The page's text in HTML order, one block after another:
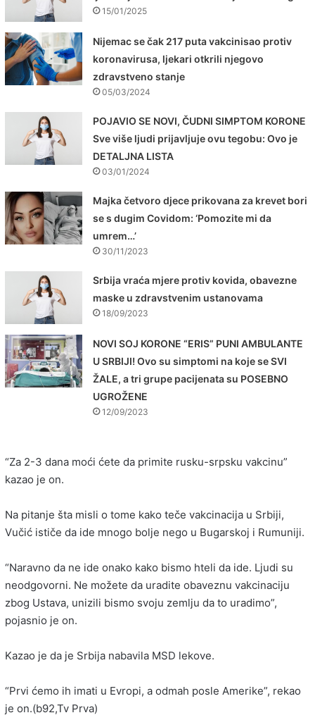
15/01/2025
Nijemac se čak 217 puta vakcinisao protiv
koronavirusa, ljekari otkrili njegovo
zdravstveno stanje
05/03/2024
POJAVIO SE NOVI, ČUDNI SIMPTOM KORONE
Sve više ljudi prijavljuje ovu tegobu: Ovo je
DETALJNA LISTA
03/01/2024
Majka četvoro djece prikovana za krevet bori
se s dugim Covidom: ‘Pomozite mi da
umrem…’
30/11/2023
Srbija vraća mjere protiv kovida, obavezne
maske u zdravstvenim ustanovama
18/09/2023
NOVI SOJ KORONE “ERIS” PUNI AMBULANTE
U SRBIJI! Ovo su simptomi na koje se SVI
ŽALE, a tri grupe pacijenata su POSEBNO
UGROŽENE
12/09/2023
“Za 2-3 dana moći ćete da primite rusku-srpsku vakcinu”
kazao je on.
Na pitanje šta misli o tome kako teče vakcinacija u Srbiji,
Vučić ističe da ide mnogo bolje nego u Bugarskoj i Rumuniji.
“Naravno da ne ide onako kako bismo hteli da ide. Ljudi su
neodgovorni. Ne možete da uradite obaveznu vakcinaciju
zbog Ustava, unizili bismo svoju zemlju da to uradimo”,
pojasnio je on.
Kazao je da je Srbija nabavila MSD lekove.
“Prvi ćemo ih imati u Evropi, a odmah posle Amerike”, rekao
je on.(b92,Tv Prva)